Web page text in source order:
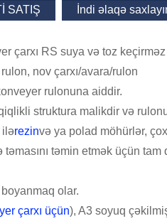
SATIŞ İndi əlaqə
çarxı RS suya və toz keçirməz
rulon, nov çarxı/avara/rulon
rulonuna aiddir.
struktura malikdir və
ilərezinvə ya polad möhürlər,
təmin etmək üçün tam
olar.
çarxı üçün), A3 soyuq